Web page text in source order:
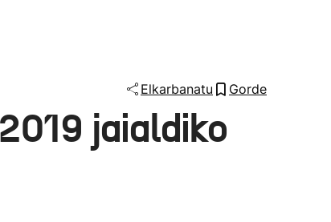
Azken berriak
Elkarbanatu Gorde
jaialdiko